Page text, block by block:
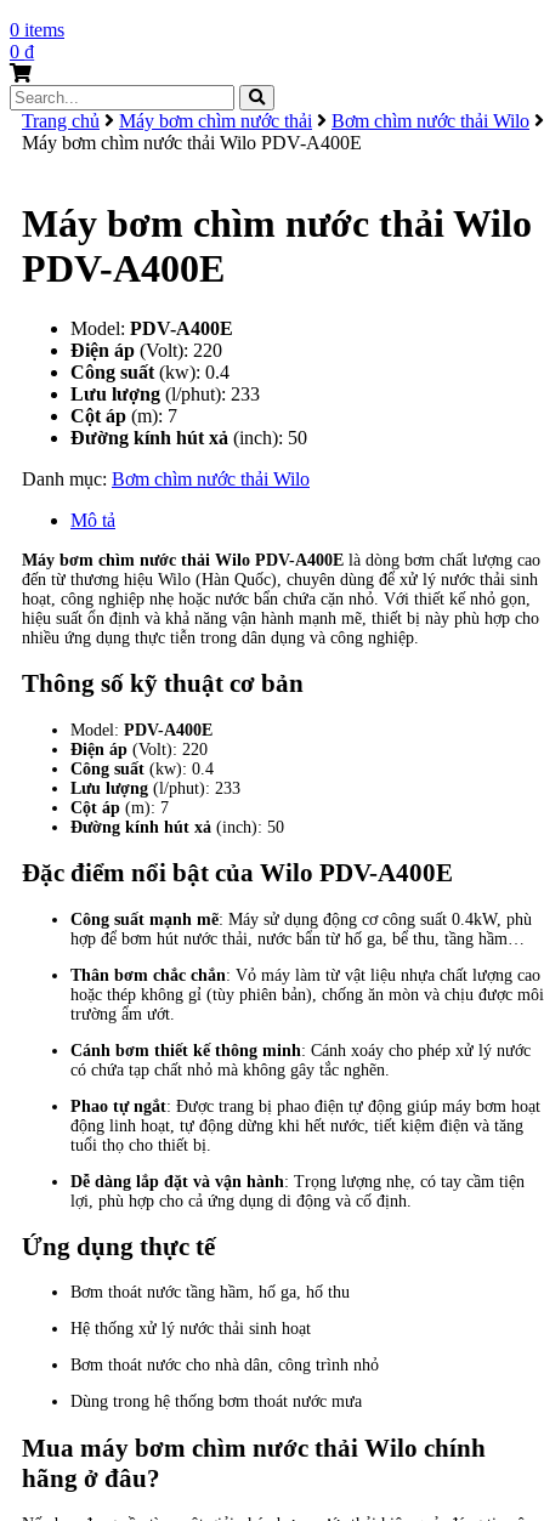
0 items
0 ₫
Search
for:Trang chủ Máy bơm chìm nước thải
Bơm chìm nước thải Wilo
Máy bơm chìm nước thải Wilo PDV-A400E
Máy bơm chìm nước thải Wilo
PDV-A400E
Model: PDV-A400E
Điện áp (Volt): 220
Công suất (kw): 0.4
Lưu lượng (l/phut): 233
Cột áp (m): 7
Đường kính hút xả (inch): 50
Danh mục: Bơm chìm nước thải Wilo
Mô tả
Máy bơm chìm nước thải Wilo PDV-A400E là dòng bơm chất lượng cao
đến từ thương hiệu Wilo (Hàn Quốc), chuyên dùng để xử lý nước thải sinh
hoạt, công nghiệp nhẹ hoặc nước bẩn chứa cặn nhỏ. Với thiết kế nhỏ gọn,
hiệu suất ổn định và khả năng vận hành mạnh mẽ, thiết bị này phù hợp cho
nhiều ứng dụng thực tiễn trong dân dụng và công nghiệp.
Thông số kỹ thuật cơ bản
Model: PDV-A400E
Điện áp (Volt): 220
Công suất (kw): 0.4
Lưu lượng (l/phut): 233
Cột áp (m): 7
Đường kính hút xả (inch): 50
Đặc điểm nổi bật của Wilo PDV-A400E
Công suất mạnh mẽ: Máy sử dụng động cơ công suất 0.4kW, phù
hợp để bơm hút nước thải, nước bẩn từ hố ga, bể thu, tầng hầm…
Thân bơm chắc chắn: Vỏ máy làm từ vật liệu nhựa chất lượng cao
hoặc thép không gỉ (tùy phiên bản), chống ăn mòn và chịu được môi
trường ẩm ướt.
Cánh bơm thiết kế thông minh: Cánh xoáy cho phép xử lý nước
có chứa tạp chất nhỏ mà không gây tắc nghẽn.
Phao tự ngắt: Được trang bị phao điện tự động giúp máy bơm hoạt
động linh hoạt, tự động dừng khi hết nước, tiết kiệm điện và tăng
tuổi thọ cho thiết bị.
Dễ dàng lắp đặt và vận hành: Trọng lượng nhẹ, có tay cầm tiện
lợi, phù hợp cho cả ứng dụng di động và cố định.
Ứng dụng thực tế
Bơm thoát nước tầng hầm, hố ga, hố thu
Hệ thống xử lý nước thải sinh hoạt
Bơm thoát nước cho nhà dân, công trình nhỏ
Dùng trong hệ thống bơm thoát nước mưa
Mua máy bơm chìm nước thải Wilo chính
hãng ở đâu?